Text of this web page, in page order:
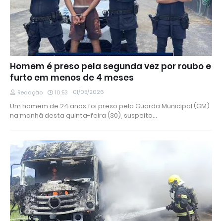
Homem é preso pela segunda vez por roubo e
furto em menos de 4 meses
Redação 10:53 01/05/2026
Um homem de 24 anos foi preso pela Guarda Municipal (GM)
na manhã desta quinta-feira (30), suspeito…